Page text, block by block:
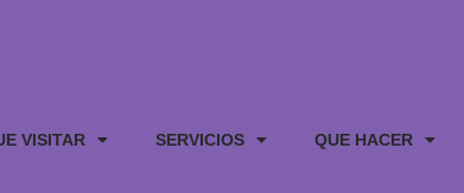
VISITAR SERVICIOS QUE HACER